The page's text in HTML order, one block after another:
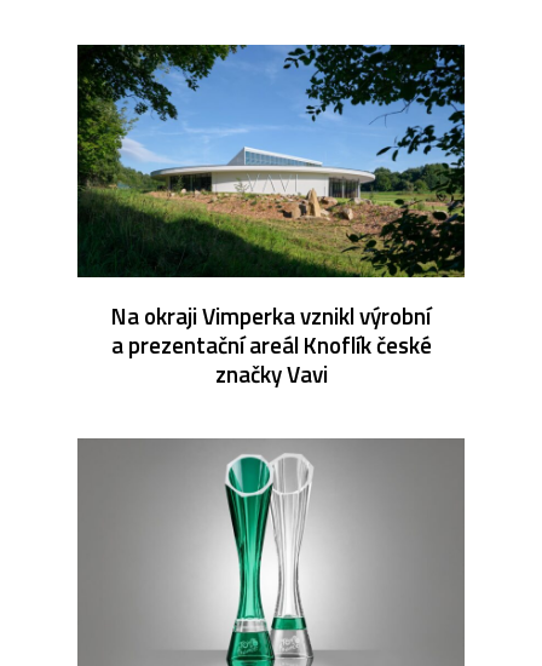
Na okraji Vimperka vznikl výrobní
a prezentační areál Knoflík české
značky Vavi